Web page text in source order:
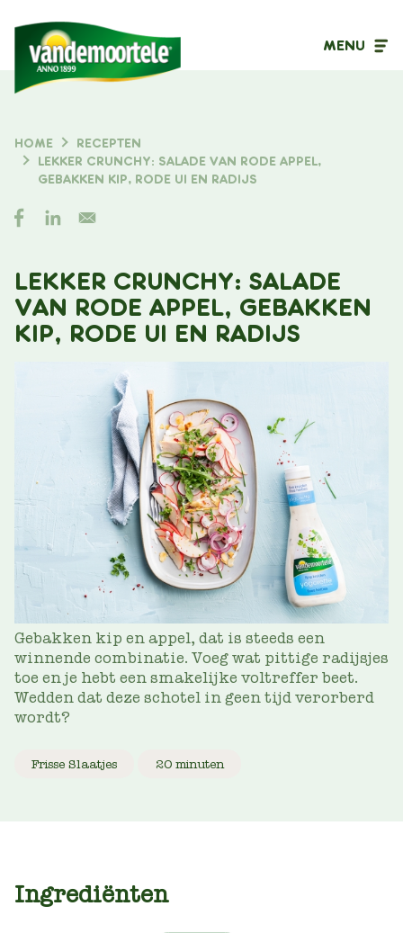
MENU
Inhoudstype
Filter op
KRUIMELPAD
HOME
RECEPTEN
LEKKER CRUNCHY: SALADE VAN RODE APPEL,
GEBAKKEN KIP, RODE UI EN RADIJS
LEKKER CRUNCHY: SALADE
VAN RODE APPEL, GEBAKKEN
KIP, RODE UI EN RADIJS
Gebakken kip en appel, dat is steeds een
winnende combinatie. Voeg wat pittige radijsjes
toe en je hebt een smakelijke voltreffer beet.
Wedden dat deze schotel in geen tijd verorberd
wordt?
Frisse Slaatjes 20 minuten
Ingrediënten